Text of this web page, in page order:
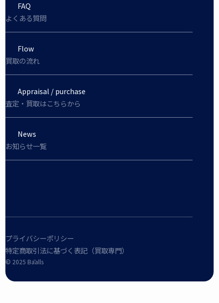
FAQ
よくある質問
Flow
買取の流れ
Appraisal / purchase
査定・買取はこちらから
News
お知らせ一覧
プライバシーポリシー
特定商取引法に基づく表記（買取専門）
©︎ 2025 Bāalls